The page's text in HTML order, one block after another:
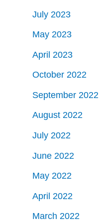
July 2023
May 2023
April 2023
October 2022
September 2022
August 2022
July 2022
June 2022
May 2022
April 2022
March 2022